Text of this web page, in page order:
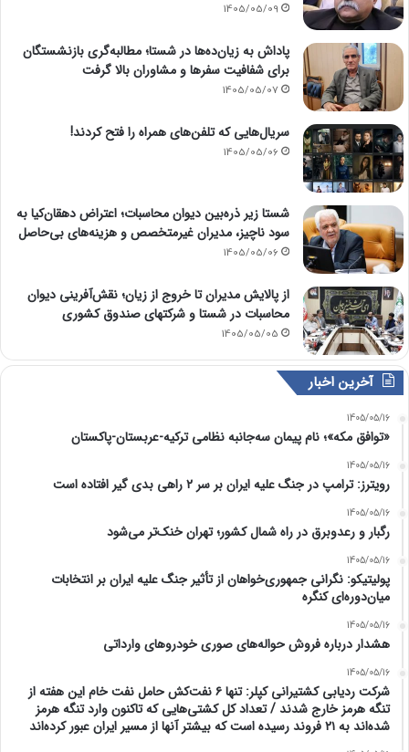
1405/05/09
پاداش به زیان‌ده‌ها در شستا؛ مطالبه‌گری بازنشستگان
برای شفافیت سفرها و مشاوران بالا گرفت
1405/05/07
سریال‌هایی که تلفن‌های همراه را فتح کردند!
1405/05/06
شستا زیر ذره‌بین دیوان محاسبات؛ اعتراض دهقان‌کیا به
سود ناچیز، مدیران غیرمتخصص و هزینه‌های بی‌حاصل
1405/05/06
از پالایش مدیران تا خروج از زیان؛ نقش‌آفرینی دیوان
محاسبات در شستا و شرکتهای صندوق کشوری
1405/05/05
آخرین اخبار
1405/05/16
«توافق مکه»؛ نام پیمان سه‌جانبه نظامی ترکیه-عربستان-پاکستان
1405/05/16
رویترز: ترامپ در جنگ علیه ایران بر سر ۲ راهی بدی گیر افتاده است
1405/05/16
رگبار و رعدوبرق در راه شمال کشور؛ تهران خنک‌تر می‌شود
1405/05/16
پولیتیکو: نگرانی جمهوری‌خواهان از تأثیر جنگ علیه ایران بر انتخابات
میان‌دوره‌ای کنگره
1405/05/16
هشدار درباره فروش حواله‌های صوری خودروهای وارداتی
1405/05/16
شرکت ردیابی کشتیرانی کپلر: تنها ۶ نفت‌کش حامل نفت خام این هفته از
تنگه هرمز خارج شدند / تعداد کل کشتی‌هایی که تاکنون وارد تنگه هرمز
شده‌اند به ۲۱ فروند رسیده است که بیشتر آنها از مسیر ایران عبور کرده‌اند